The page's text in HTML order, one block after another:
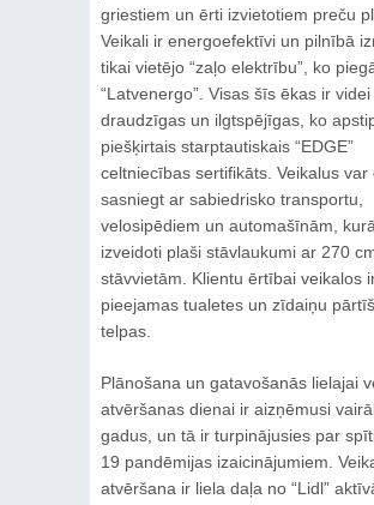
griestiem un ērti izvietotiem preču
Veikali ir energoefektīvi un pilnībā
tikai vietējo “zaļo elektrību”, ko
“Latvenergo”. Visas šīs ēkas ir videi
draudzīgas un ilgtspējīgas, ko
piešķirtais starptautiskais “EDGE”
celtniecības sertifikāts. Veikalus var
sasniegt ar sabiedrisko transportu,
velosipēdiem un automašīnām,
izveidoti plaši stāvlaukumi ar 270
stāvvietām. Klientu ērtībai veikalos
pieejamas tualetes un zīdaiņu
telpas.
Plānošana un gatavošanās lielajai
atvēršanas dienai ir aizņēmusi
gadus, un tā ir turpinājusies par
19 pandēmijas izaicinājumiem.
atvēršana ir liela daļa no “Lidl”